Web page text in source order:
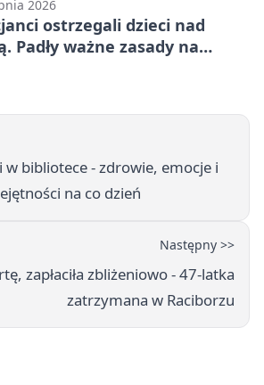
2026
ostrzegali dzieci nad
Padły ważne zasady na
bibliotece - zdrowie, emocje i
na co dzień
Następny >>
zapłaciła zbliżeniowo - 47-latka
zatrzymana w Raciborzu